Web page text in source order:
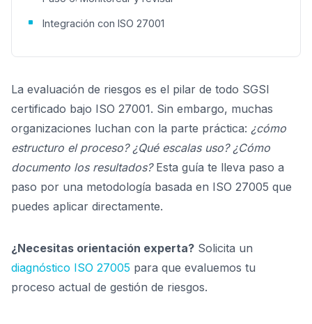
La evaluación de riesgos es el pilar de todo SGSI
certificado bajo ISO 27001. Sin embargo, muchas
organizaciones luchan con la parte práctica: ¿cómo
estructuro el proceso? ¿Qué escalas uso? ¿Cómo
documento los resultados?Esta guía te lleva paso a
paso por una metodología basada en ISO 27005 que
puedes aplicar directamente.
¿Necesitas orientación experta? Solicita un
diagnóstico ISO 27005 para que evaluemos tu
proceso actual de gestión de riesgos.
Integración con ISO 27001